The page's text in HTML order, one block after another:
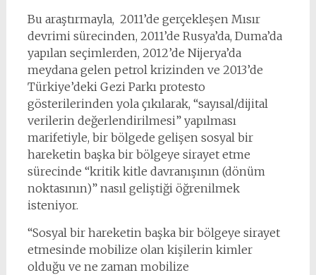
Bu araştırmayla, 2011’de gerçekleşen Mısır
devrimi sürecinden, 2011’de Rusya’da, Duma’da
yapılan seçimlerden, 2012’de Nijerya’da
meydana gelen petrol krizinden ve 2013’de
Türkiye’deki Gezi Parkı protesto
gösterilerinden yola çıkılarak, “sayısal/dijital
verilerin değerlendirilmesi” yapılması
marifetiyle, bir bölgede gelişen sosyal bir
hareketin başka bir bölgeye sirayet etme
sürecinde “kritik kitle davranışının (dönüm
noktasının)” nasıl geliştiği öğrenilmek
isteniyor.
“Sosyal bir hareketin başka bir bölgeye sirayet
etmesinde mobilize olan kişilerin kimler
olduğu ve ne zaman mobilize